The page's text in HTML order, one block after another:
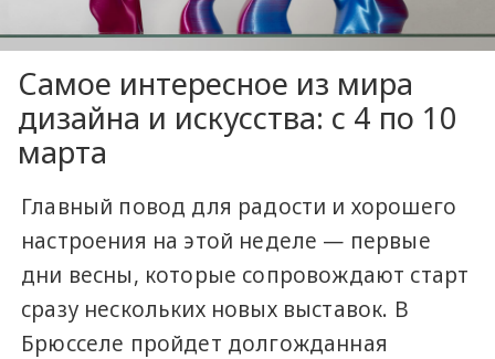
Самое интересное из мира
дизайна и искусства: с 4 по 10
марта
Главный повод для радости и хорошего
настроения на этой неделе — первые
дни весны, которые сопровождают старт
сразу нескольких новых выставок. В
Брюсселе пройдет долгожданная